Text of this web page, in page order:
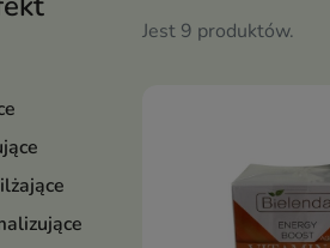
Jest 9 produktów.